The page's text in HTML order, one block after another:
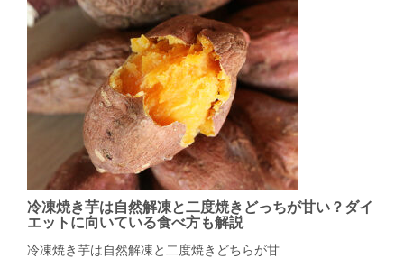
冷凍焼き芋は自然解凍と二度焼きどっちが甘い？ダイ
エットに向いている食べ方も解説
冷凍焼き芋は自然解凍と二度焼きどちらが甘 ...